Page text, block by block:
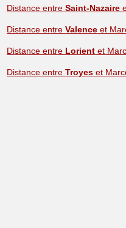
Distance entreSaint-Nazaire
Distance entreValence et
Distance entre Lorient et
Distance entreTroyes et